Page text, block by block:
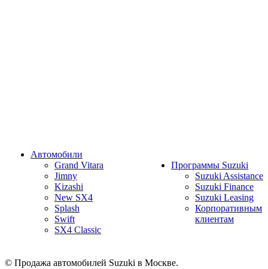
Автомобили
Grand Vitara
Jimny
Kizashi
New SX4
Splash
Swift
SX4 Classic
Программы Suzuki
Suzuki Assistance
Suzuki Finance
Suzuki Leasing
Корпоративным
клиентам
© Продажа автомобилей Suzuki в Москве.